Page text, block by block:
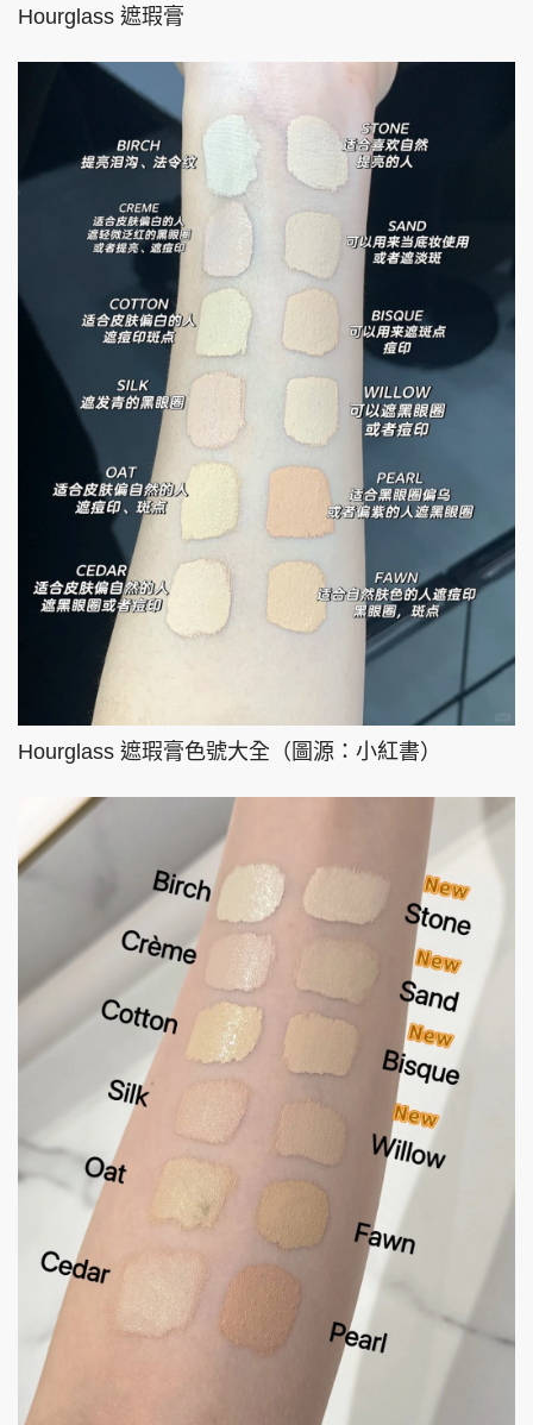
Hourglass 遮瑕膏
Hourglass 遮瑕膏色號大全（圖源：小紅書）